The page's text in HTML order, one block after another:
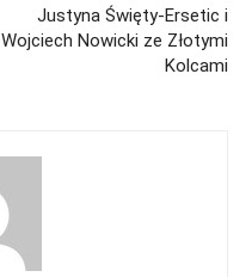
Justyna Święty-Ersetic i
Wojciech Nowicki ze Złotymi
Kolcami